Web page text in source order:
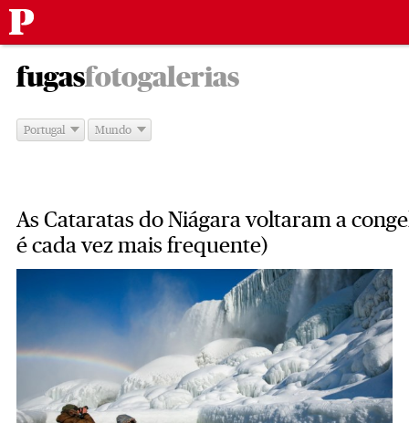
parafugas -
fotogalerias
Portugal Mundo
As Cataratas do Niágara voltaram a
é cada vez mais frequente)